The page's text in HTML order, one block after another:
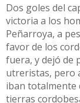
Dos goles del
victoria a los
Peñarroya, a
favor de los
fuera, y dejó de
utreristas, pero
iban totalmente
tierras